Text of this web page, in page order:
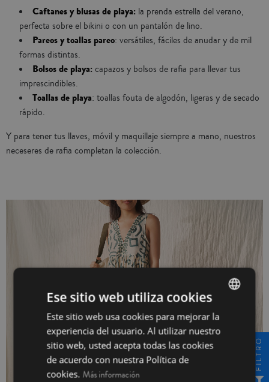
Caftanes y blusas de playa: la prenda estrella del verano,
perfecta sobre el bikini o con un pantalón de lino.
Pareos y toallas pareo: versátiles, fáciles de anudar y de mil
formas distintas.
Bolsos de playa: capazos y bolsos de rafia para llevar tus
imprescindibles.
Toallas de playa: toallas fouta de algodón, ligeras y de secado
rápido.
Y para tener tus llaves, móvil y maquillaje siempre a mano, nuestros
neceseres de rafia completan la colección.
FILTRO
SPANISH
INGLÉS
Ese sitio web utiliza cookies
Este sitio web usa cookies para mejorar la
experiencia del usuario. Al utilizar nuestro
sitio web, usted acepta todas las cookies
de acuerdo con nuestra Política de
cookies. Más información